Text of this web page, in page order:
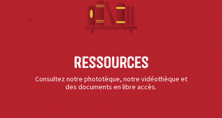
Ressources
Consultez notre phototèque, notre vidéothèque et
des documents en libre accès.